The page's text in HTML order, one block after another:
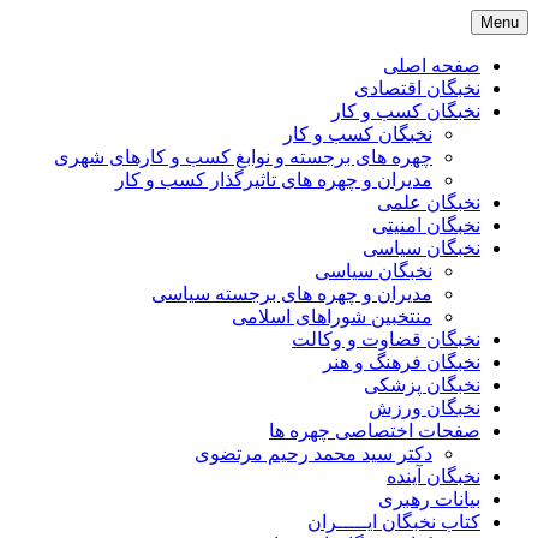
Skip
to
content
Menu
صفحه اصلی
نخبگان اقتصادی
نخبگان کسب و کار
نخبگان کسب و کار
چهره های برجسته و نوابغ کسب و کارهای شهری
مدیران و چهره های تاثیرگذار کسب و کار
نخبگان علمی
نخبگان امنیتی
نخبگان سیاسی
نخبگان سیاسی
مدیران و چهره های برجسته سیاسی
منتخبین شوراهای اسلامی
نخبگان قضاوت و وکالت
نخبگان فرهنگ و هنر
نخبگان پزشکی
نخبگان ورزش
صفحات اختصاصی چهره ها
دکتر سید محمد رحیم مرتضوی
نخبگان آینده
بیانات رهبری
کتاب نخبگان ایـــــران